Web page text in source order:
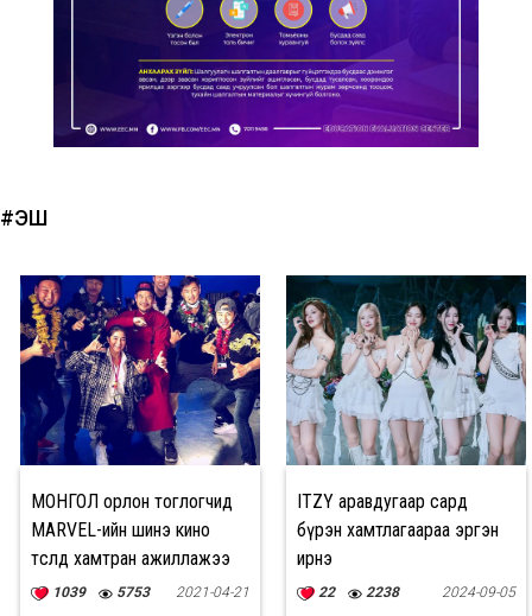
#ЭШ
МОНГОЛ орлон тоглогчид
MARVEL-ийн шинэ кино
төсөлд хамтран ажиллажээ
1039 5753 2021-04-21
ITZY аравдугаар сард
бүрэн хамтлагаараа эргэн
ирнэ
22 2238 2024-09-05